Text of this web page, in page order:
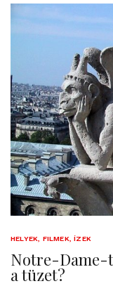
HELYEK, FILMEK, ÍZEK
Notre-Dame-
a tüzet?